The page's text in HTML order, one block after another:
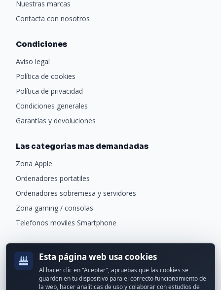
Nuestras marcas
Contacta con nosotros
Condiciones
Aviso legal
Política de cookies
Política de privacidad
Condiciones generales
Garantías y devoluciones
Las categorias mas demandadas
Zona Apple
Ordenadores portatiles
Ordenadores sobremesa y servidores
Zona gaming / consolas
Telefonos moviles Smartphone
Recibe ofertas exclusivas y novedades.
Esta página web usa cookies
Al hacer clic en "Aceptar", apruebas que las cookies se
guarden en tu dispositivo para el correcto funcionamiento de
la web, hacer analíticas de uso y colaborar con estudios de